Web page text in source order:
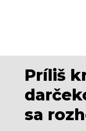
Príliš
sa